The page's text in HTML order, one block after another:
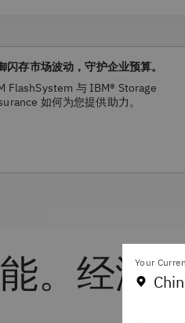
闪存市场波动，守护企业预算。
FlashSystem 与 IBM® Storage
如何为您提供助力。
。经济
Your